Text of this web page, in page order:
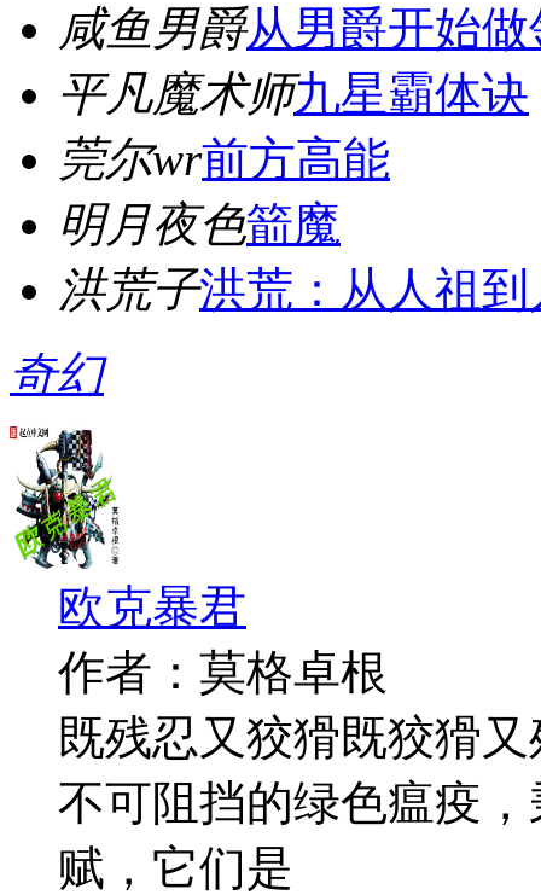
咸鱼男爵从男爵开始做
平凡魔术师九星霸体诀
莞尔wr前方高能
明月夜色箭魔
洪荒子洪荒：从人祖
奇幻
欧克暴君
作者：莫格卓根
既残忍又狡猾既狡猾
不可阻挡的绿色瘟疫
赋，它们是